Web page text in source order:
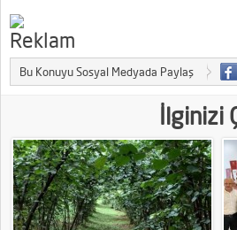
Bu Konuyu Sosyal Medyada Paylaş
İlginizi